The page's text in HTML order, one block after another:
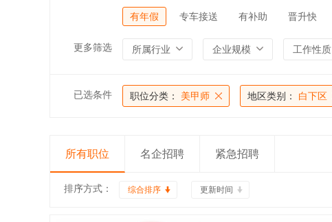
有年假 专车接送 有补助 晋升快
更多筛选 所属行业 企业规模 工作性质
已选条件 职位分类： 美甲师 地区类别： 白下区
所有职位 名企招聘 紧急招聘
排序方式： 综合排序 更新时间